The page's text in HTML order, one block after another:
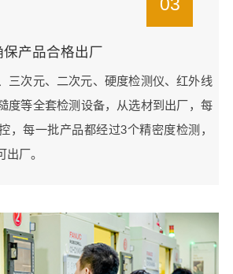
产品合格出厂
三次元、二次元、硬度检测仪、红外线
度等全套检测设备，从选材到出厂，每
，每一批产品都经过3个精密度检测，
厂。